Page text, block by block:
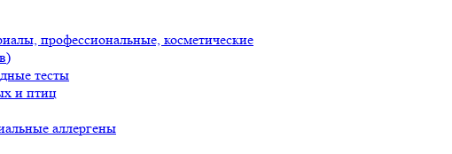
профессиональные, косметические
тесты
и птиц
аллергены